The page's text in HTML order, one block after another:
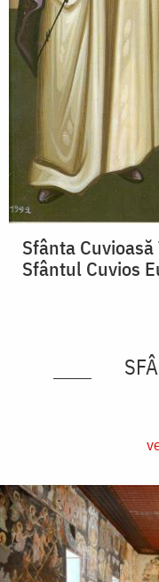
Sfânta
Sfântul Cuvios